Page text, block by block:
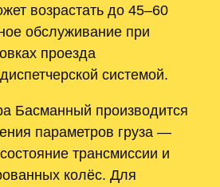
возрастать до 45–60
обслуживание при
проезда
системой.
Басманный производится
параметров груза —
трансмиссии и
колёс. Для